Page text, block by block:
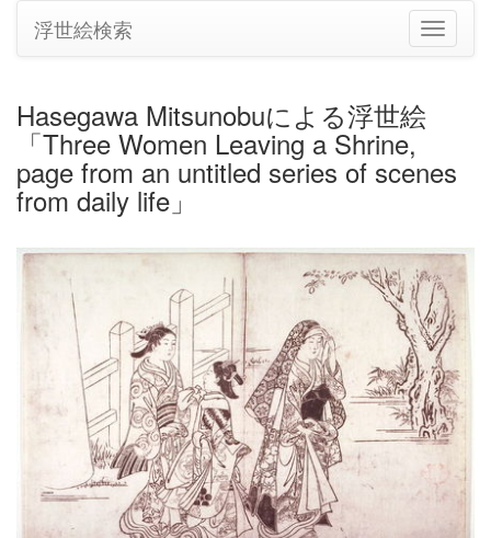
ナ
ビ
の
替
え
浮世絵検索
Hasegawa Mitsunobuによる浮世絵
「Three Women Leaving a Shrine,
page from an untitled series of scenes
from daily life」